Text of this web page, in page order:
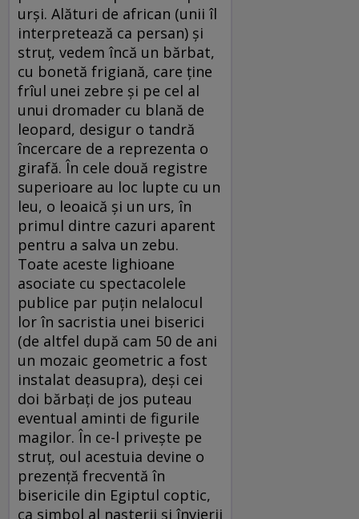
urși. Alături de african (unii îl
interpretează ca persan) și
struț, vedem încă un bărbat,
cu bonetă frigiană, care ține
frîul unei zebre și pe cel al
unui dromader cu blană de
leopard, desigur o tandră
încercare de a reprezenta o
girafă. În cele două registre
superioare au loc lupte cu un
leu, o leoaică și un urs, în
primul dintre cazuri aparent
pentru a salva un zebu.
Toate aceste lighioane
asociate cu spectacolele
publice par puțin nelalocul
lor în sacristia unei biserici
(de altfel după cam 50 de ani
un mozaic geometric a fost
instalat deasupra), deși cei
doi bărbați de jos puteau
eventual aminti de figurile
magilor. În ce-l privește pe
struț, oul acestuia devine o
prezență frecventă în
bisericile din Egiptul coptic,
ca simbol al nașterii și învierii